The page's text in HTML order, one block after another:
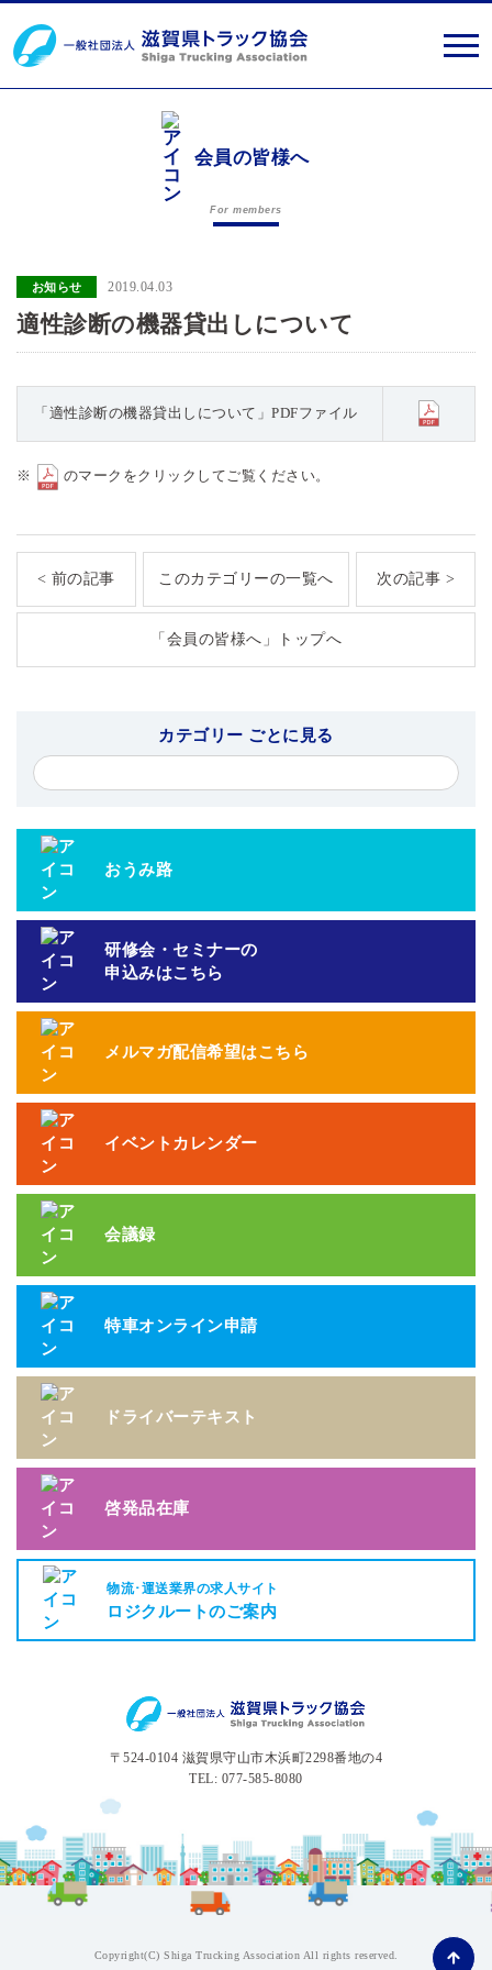
会員の皆様へ
For members
お知らせ 2019.04.03
適性診断の機器貸出しについて
「適性診断の機器貸出しについて」PDFファイル
※ のマークをクリックしてご覧ください。
< 前の記事 このカテゴリーの一覧へ 次の記事 >
「会員の皆様へ」トップへ
カテゴリー ごとに見る
おうみ路
研修会・セミナーの
申込みはこちら
メルマガ配信希望はこちら
イベントカレンダー
会議録
特車オンライン申請
ドライバーテキスト
啓発品在庫
物流･運送業界の求人サイト
ロジクルートのご案内
〒524-0104 滋賀県守山市木浜町2298番地の4
TEL: 077-585-8080
Copyright(C) Shiga Trucking Association All rights reserved.